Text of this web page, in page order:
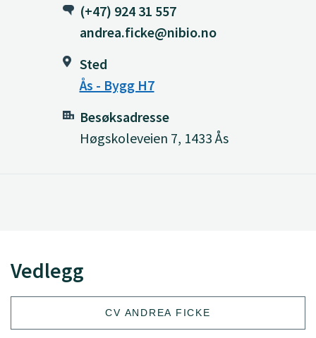
(+47) 924 31 557
andrea.ficke@nibio.no
Sted
Ås - Bygg H7
Besøksadresse
Høgskoleveien 7, 1433 Ås
Vedlegg
CV ANDREA FICKE